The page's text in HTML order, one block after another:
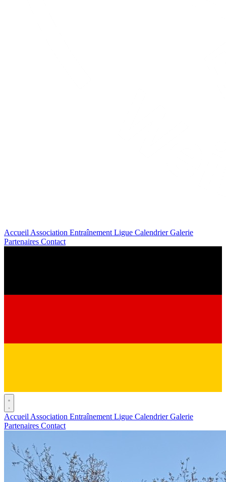
Accueil Association Entraînement Ligue CalendrierGalerie
Partenaires Contact
Accueil Association Entraînement Ligue CalendrierGalerie
Partenaires Contact